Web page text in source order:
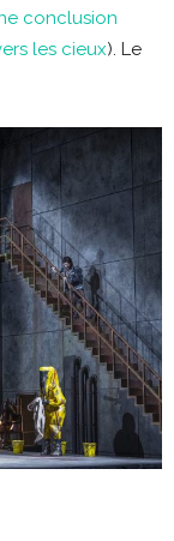
conclusion
les cieux). Le